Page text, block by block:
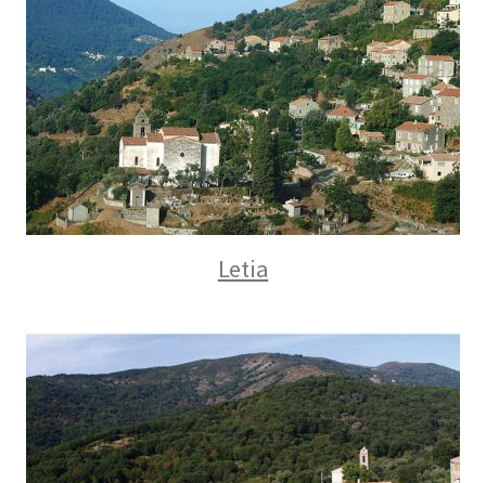
Letia